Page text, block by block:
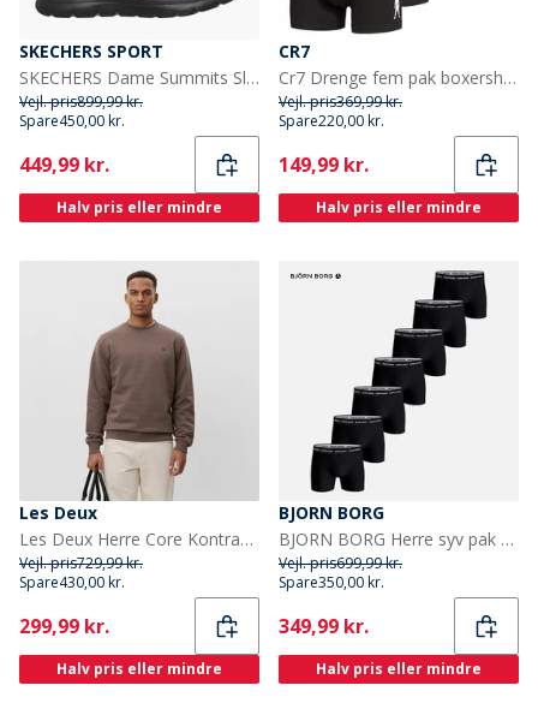
SKECHERS SPORT
SKECHERS Dame Summits Slip-in Dream Chaser Sneakers Sort
Vejl. pris899,99 kr.
Spare450,00 kr.
Current
449,99 kr.
Halv pris eller mindre
CR7
Cr7 Drenge fem pak boxershorts sort
Vejl. pris369,99 kr.
Spare220,00 kr.
Current
149,99 kr.
Halv pris eller mindre
Les Deux
Les Deux Herre Core Kontrast Sweatshirt Mountain Grey Brown
Vejl. pris729,99 kr.
Spare430,00 kr.
Current
299,99 kr.
Halv pris eller mindre
BJORN BORG
BJORN BORG Herre syv pak bomuld stretch underbukser Multipak 1
Vejl. pris699,99 kr.
Spare350,00 kr.
Current
349,99 kr.
Halv pris eller mindre